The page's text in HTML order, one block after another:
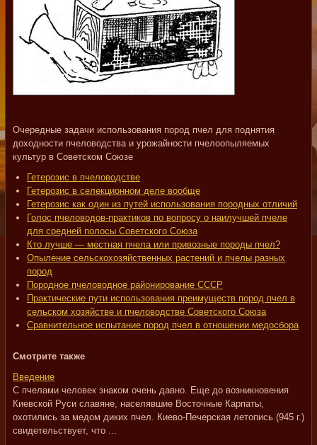
Очередные задачи использования пород пчел для поднятия
доходности пчеловодства и урожайности пчелоопыляемых
культур в Советском Союзе
Гетерозис в пчеловодстве
Гетерозис в селекционном деле вообще
Гетерозис как один из путей использования породных отличий
Голос пчеловодов-практиков по вопросу о наилучшей пчеле
для средней полосы Советского Союза
Кто лучше — местная пчела или привозные породы пчел?
Опыление сельскохозяйственных растений и пчелы разных
пород
Породное пчеловодное районирование СССР
Практические пути использования преимуществ пород пчел в
сельском хозяйстве и пчеловодстве Советского Союза
Сравнительное испытание пород пчел в отношении медосбора
Смотрите также
Введение
С пчелами человек знаком очень давно. Еще до возникновения
Киевской Руси славяне, населявшие Восточные Карпаты,
охотились за медом диких пчел. Киево-Печерская летопись (945 г.)
свидетельствует, что ...